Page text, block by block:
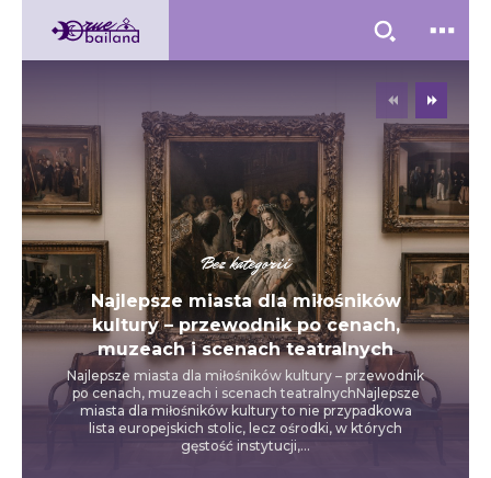
Bez kategorii
Najlepsze miasta dla miłośników
kultury – przewodnik po cenach,
muzeach i scenach teatralnych
Najlepsze miasta dla miłośników kultury – przewodnik
po cenach, muzeach i scenach teatralnychNajlepsze
miasta dla miłośników kultury to nie przypadkowa
lista europejskich stolic, lecz ośrodki, w których
gęstość instytucji,...